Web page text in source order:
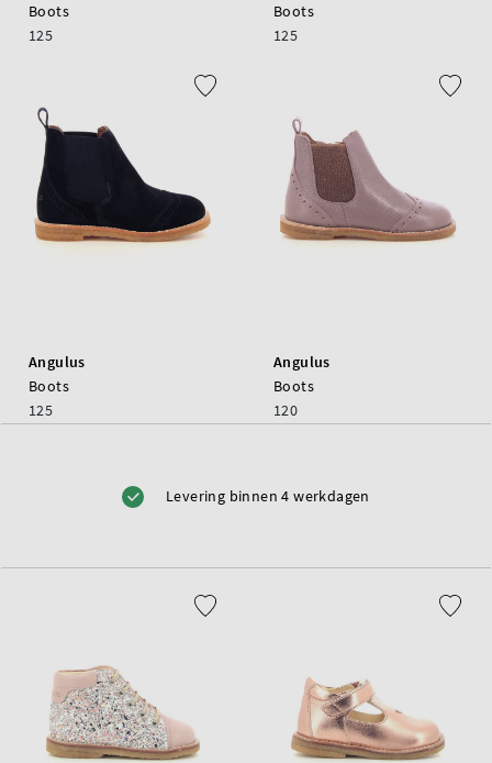
Boots
125
Boots
125
Angulus
Boots
125
Angulus
Boots
120
Levering binnen 4 werkdagen